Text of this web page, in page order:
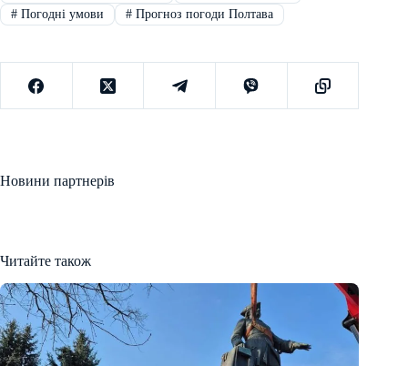
#Погодні умови #Прогноз погоди Полтава
Новини партнерів
Читайте також